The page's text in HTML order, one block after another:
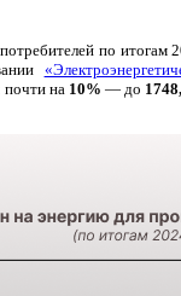
по итогам
почти на 10% — до